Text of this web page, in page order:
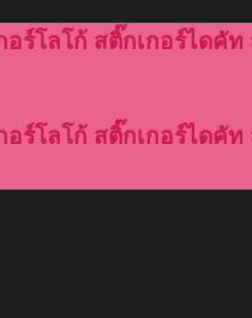
ร์โลโก้ สติ๊กเกอร์ได
ร์โลโก้ สติ๊กเกอร์ได